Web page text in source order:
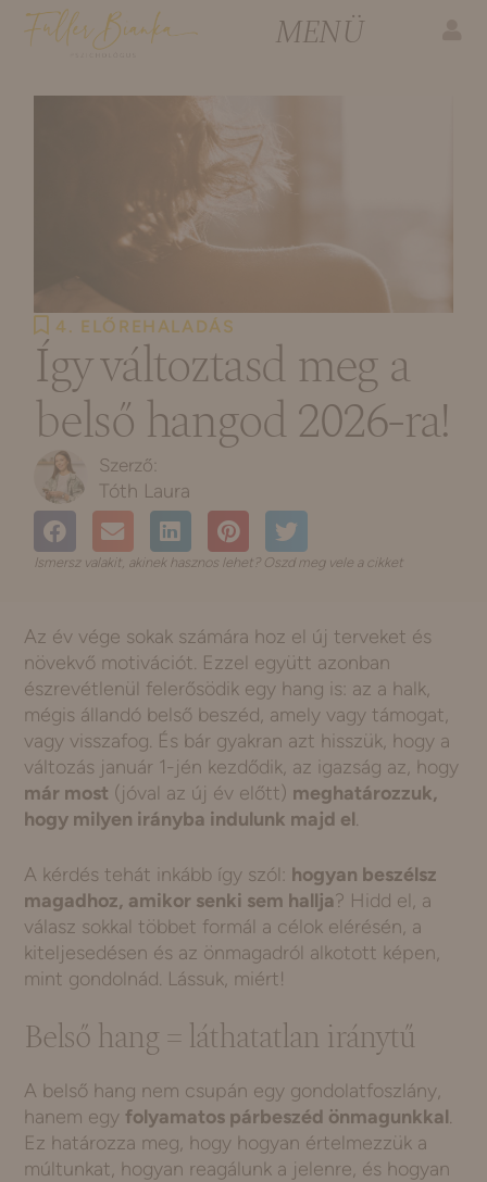
4. ELŐREHALADÁS
Így változtasd meg a
belső hangod 2026-ra!
Tóth Laura
Ismersz valakit, akinek hasznos lehet? Oszd meg vele a cikket
Az év vége sokak számára hoz el új terveket és
növekvő motivációt. Ezzel együtt azonban
észrevétlenül felerősödik egy hang is: az a halk,
mégis állandó belső beszéd, amely vagy támogat,
vagy visszafog. És bár gyakran azt hisszük, hogy a
változás január 1-jén kezdődik, az igazság az, hogy
már most (jóval az új év előtt) meghatározzuk,
hogy milyen irányba indulunk majd el.
A kérdés tehát inkább így szól: hogyan beszélsz
magadhoz, amikor senki sem hallja? Hidd el, a
válasz sokkal többet formál a célok elérésén, a
kiteljesedésen és az önmagadról alkotott képen,
mint gondolnád. Lássuk, miért!
Belső hang = láthatatlan iránytű
A belső hang nem csupán egy gondolatfoszlány,
hanem egy folyamatos párbeszéd önmagunkkal.
Ez határozza meg, hogy hogyan értelmezzük a
múltunkat, hogyan reagálunk a jelenre, és hogyan